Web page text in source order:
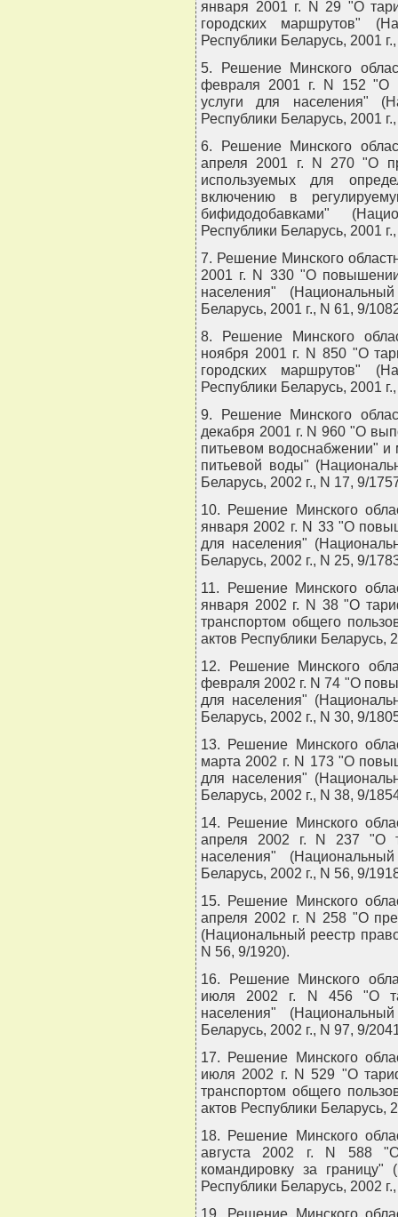
января 2001 г. N 29 "О
городских маршрутов"
Республики Беларусь, 2001
5. Решение Минского
февраля 2001 г. N 152 "О
услуги для населения"
Республики Беларусь, 2001
6. Решение Минского
апреля 2001 г. N 270 "О
используемых для
включению в
бифидодобавками"
Республики Беларусь, 2001
7. Решение Минского
2001 г. N 330 "О
населения"
Беларусь, 2001 г., N 61, 9/
8. Решение Минского
ноября 2001 г. N 850 "О
городских маршрутов"
Республики Беларусь, 2001
9. Решение Минского
декабря 2001 г. N 960 "О
питьевом водоснабжении"
питьевой воды"
Беларусь, 2002 г., N 17, 9/
10. Решение Минского
января 2002 г. N 33 "О
для населения"
Беларусь, 2002 г., N 25, 9/
11. Решение Минского
января 2002 г. N 38 "О
транспортом общего
актов Республики Беларусь,
12. Решение Минского
февраля 2002 г. N 74 "О
для населения"
Беларусь, 2002 г., N 30, 9/
13. Решение Минского
марта 2002 г. N 173 "О
для населения"
Беларусь, 2002 г., N 38, 9/
14. Решение Минского
апреля 2002 г. N 237 "О
населения"
Беларусь, 2002 г., N 56, 9/
15. Решение Минского
апреля 2002 г. N 258 "О
(Национальный реестр
N 56, 9/1920).
16. Решение Минского
июля 2002 г. N 456 "О
населения"
Беларусь, 2002 г., N 97, 9/
17. Решение Минского
июля 2002 г. N 529 "О
транспортом общего
актов Республики Беларусь,
18. Решение Минского
августа 2002 г. N 588
командировку за границу"
Республики Беларусь, 2002
19. Решение Минского